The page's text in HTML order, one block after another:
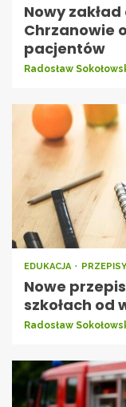
Nowy
Chrzanowie
pacjentów
Radosław
EDUKACJA
Nowe
szkołach od
Radosław